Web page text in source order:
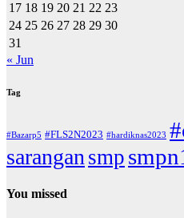
17 18 19 20 21 22 23
24 25 26 27 28 29 30
31
« Jun
Tag
#Bazarp5 #FLS2N2023 #hardiknas2023
sarangan smp
You missed